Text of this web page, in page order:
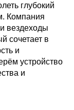
глубокий
Компания
вездеходы
сочетает в
и
устройство
и